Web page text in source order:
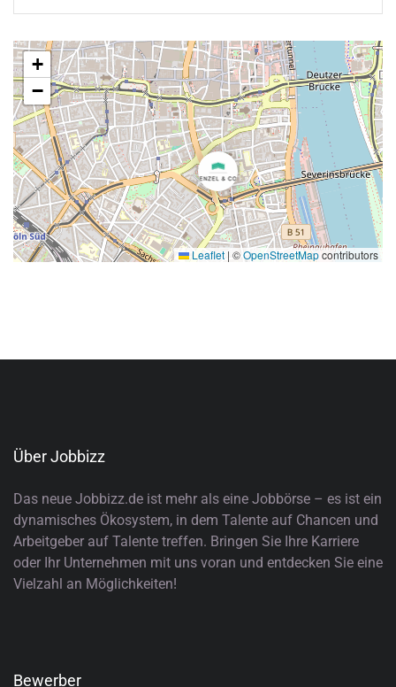
+
−
Leaflet | ©OpenStreetMapcontributors
Über Jobbizz
Das neue Jobbizz.de ist mehr als eine Jobbörse – es ist ein
dynamisches Ökosystem, in dem Talente auf Chancen und
Arbeitgeber auf Talente treffen. Bringen Sie Ihre Karriere
oder Ihr Unternehmen mit uns voran und entdecken Sie eine
Vielzahl an Möglichkeiten!
Bewerber